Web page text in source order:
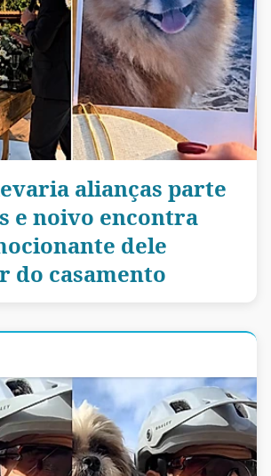
alianças parte
e noivo encontra
dele
do casamento